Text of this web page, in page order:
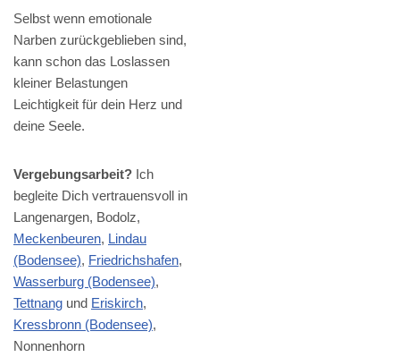
Selbst wenn emotionale
Narben zurückgeblieben sind,
kann schon das Loslassen
kleiner Belastungen
Leichtigkeit für dein Herz und
deine Seele.
Vergebungsarbeit? Ich
begleite Dich vertrauensvoll in
Langenargen, Bodolz,
Meckenbeuren, Lindau
(Bodensee), Friedrichshafen,
Wasserburg (Bodensee),
Tettnang und Eriskirch,
Kressbronn (Bodensee),
Nonnenhorn